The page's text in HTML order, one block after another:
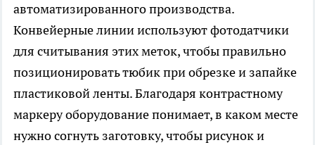
автоматизированного производства.
Конвейерные линии используют фотодатчики
для считывания этих меток, чтобы правильно
позиционировать тюбик при обрезке и запайке
пластиковой ленты. Благодаря контрастному
маркеру оборудование понимает, в каком месте
нужно согнуть заготовку, чтобы рисунок и